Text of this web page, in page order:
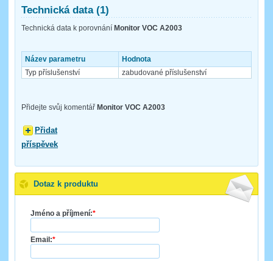
Technická data (1)
Technická data k porovnání Monitor VOC A2003
Název parametru
Hodnota
Typ příslušenství
zabudované příslušenství
Přidejte svůj komentář Monitor VOC A2003
Přidat
příspěvek
Dotaz k produktu
Jméno a příjmení:*
Email:*